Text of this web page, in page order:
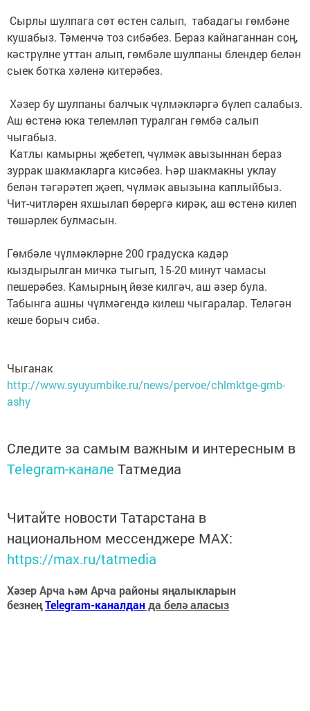
Сырлы шулпага сөт өстен салып, табадагы гөмбәне
кушабыз. Тәменчә тоз сибәбез. Бераз кайнаганнан соң,
кәстрүлне уттан алып, гөмбәле шулпаны блендер белән
сыек ботка хәленә китерәбез.
Хәзер бу шулпаны балчык чүлмәк­ләргә бүлеп салабыз.
Аш өстенә юка телемләп туралган гөмбә салып
чыгабыз.
Катлы камырны җебетеп, чүлмәк авызыннан бераз
зуррак шакмакларга кисәбез. Һәр шакмакны уклау
белән тәгәрәтеп җәеп, чүлмәк авызына каплыйбыз.
Чит-читләрен яхшылап бөрергә кирәк, аш өстенә килеп
төшәрлек булмасын.
Гөмбәле чүлмәкләрне 200 градуска кадәр
кыздырылган мичкә тыгып, 15-20 минут чамасы
пешерәбез. Камырның йөзе килгәч, аш әзер була.
Табынга ашны чүлмәгендә килеш чыгаралар. Теләгән
кеше борыч сибә.
Чыганак
http://www.syuyumbike.ru/news/pervoe/chlmktge-gmb-
ashy
Следите за самым важным и интересным в
Telegram-канале Татмедиа
Читайте новости Татарстана в
национальном мессенджере MАХ:
https://max.ru/tatmedia
Хәзер Арча һәм Арча районы яңалыкларын
безнеңTelegram-каналданда белә аласыз